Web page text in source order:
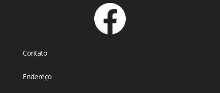
Contato
Endereço